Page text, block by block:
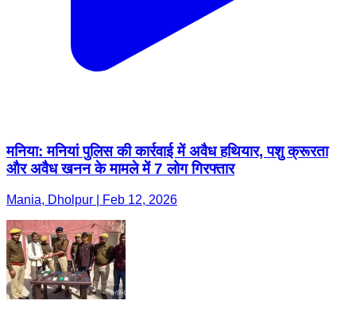
मनिया: मनियां पुलिस की कार्रवाई में अवैध हथियार, पशु क्रूरता
और अवैध खनन के मामले में 7 लोग गिरफ्तार
Mania, Dholpur | Feb 12, 2026